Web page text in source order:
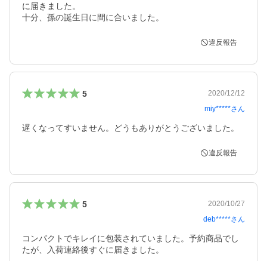
に届きました。
十分、孫の誕生日に間に合いました。
違反報告
5
2020/12/12
miy*****さん
遅くなってすいません。どうもありがとうございました。
違反報告
5
2020/10/27
deb*****さん
コンパクトでキレイに包装されていました。予約商品でし
たが、入荷連絡後すぐに届きました。